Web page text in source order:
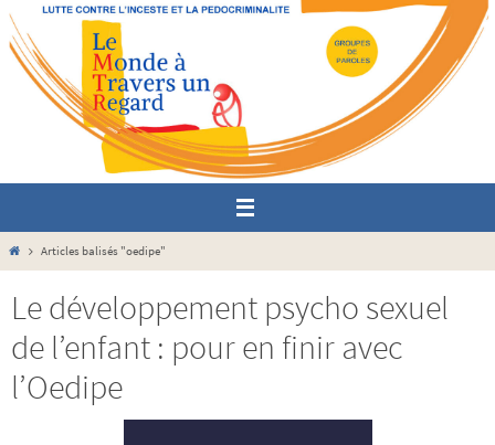
Passer
vers
contenu
HomeArticles balisés "oedipe"
Le développement psycho sexuel
de l’enfant : pour en finir avec
l’Oedipe